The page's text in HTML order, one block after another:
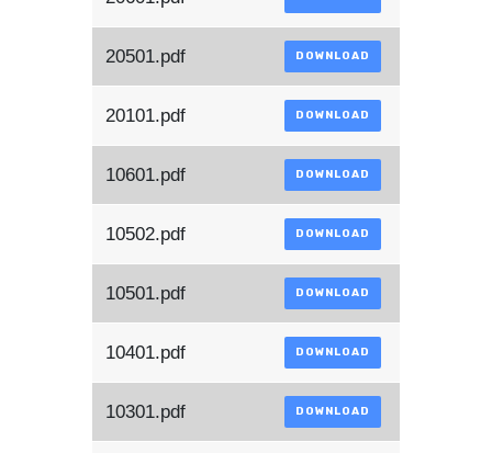
20501.pdf DOWNLOAD
20101.pdf DOWNLOAD
10601.pdf DOWNLOAD
10502.pdf DOWNLOAD
10501.pdf DOWNLOAD
10401.pdf DOWNLOAD
10301.pdf DOWNLOAD